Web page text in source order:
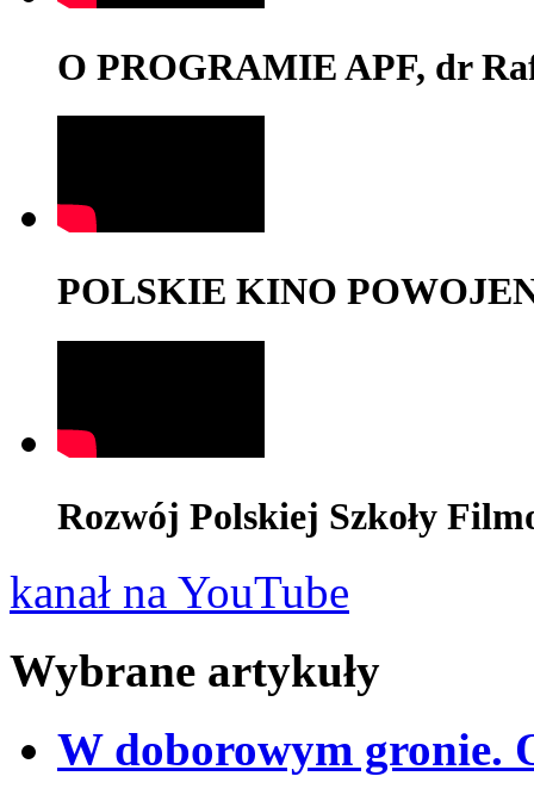
O PROGRAMIE APF, dr
POLSKIE KINO
Rozwój Polskiej Szkoły
kanał na YouTube
Wybrane artykuły
W doborowym gronie.